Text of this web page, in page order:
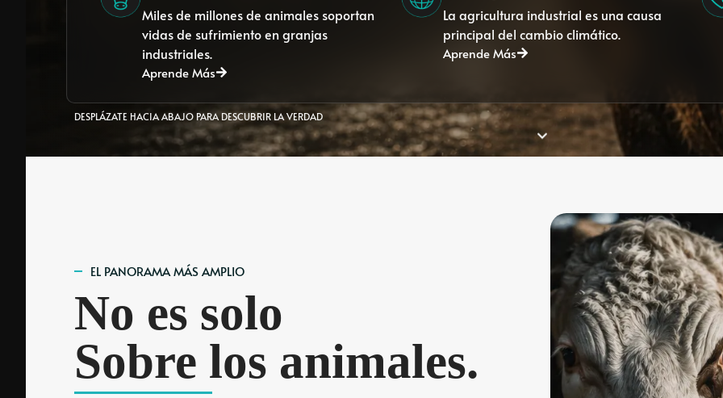
Miles de millones de animales soportan
vidas de sufrimiento en granjas
industriales.
Aprende Más
La agricultura industrial es una causa
principal del cambio climático.
Aprende Más
DESPLÁZATE HACIA ABAJO PARA DESCUBRIR LA VERDAD
EL PANORAMA MÁS AMPLIO
No es solo
Sobre los animales.